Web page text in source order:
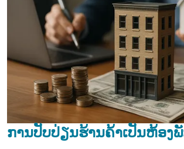
ການປັບປ່ຽນຮ້ານຄ້າເປັນຫ້ອງ